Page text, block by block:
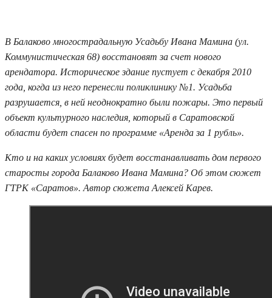
В Балаково многострадальную Усадьбу Ивана Мамина (ул.
Коммунистическая 68) восстановят за счет нового
арендатора. Историческое здание пустует с декабря 2010
года, когда из него перенесли поликлинику №1. Усадьба
разрушается, в ней неоднократно были пожары. Это первый
объект культурного наследия, который в Саратовской
области будет спасен по программе «Аренда за 1 рубль».
Кто и на каких условиях будет восстанавливать дом первого
старосты города Балаково Ивана Мамина? Об этом сюжет
ГТРК «Саратов». Автор сюжета Алексей Карев.